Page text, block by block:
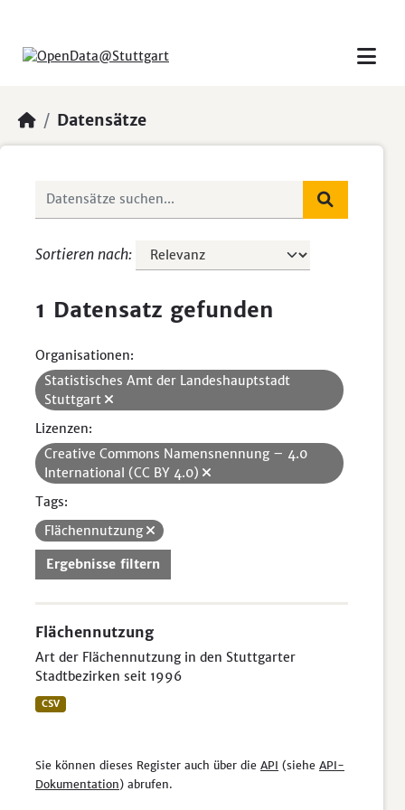
Datensätze
Sortieren nach
1 Datensatz gefunden
Organisationen:
Statistisches Amt der Landeshauptstadt
Stuttgart
Lizenzen:
Creative Commons Namensnennung – 4.0
International (CC BY 4.0)
Tags:
Flächennutzung
Ergebnisse filtern
Flächennutzung
Art der Flächennutzung in den Stuttgarter
Stadtbezirken seit 1996
CSV
Sie können dieses Register auch über die API (siehe API-
Dokumentation) abrufen.